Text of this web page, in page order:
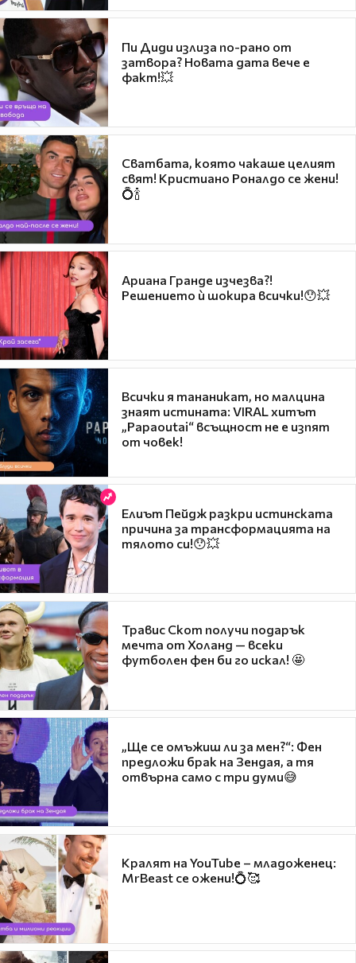
Пи Диди излиза по-рано от
затвора? Новата дата вече е
факт!💥
Сватбата, която чакаше целият
свят! Кристиано Роналдо се жени!
💍🍾
Ариана Гранде изчезва?!
Решението ѝ шокира всички!😯💥
Всички я тананикат, но малцина
знаят истината: VIRAL хитът
„Papaoutai“ всъщност не е изпят
от човек!
Елиът Пейдж разкри истинската
причина за трансформацията на
тялото си!😯💥
Травис Скот получи подарък
мечта от Холанд — всеки
футболен фен би го искал! 🤩
„Ще се омъжиш ли за мен?“: Фен
предложи брак на Зендая, а тя
отвърна само с три думи😅
Кралят на YouTube – младоженец:
MrBeast се ожени!💍🥰